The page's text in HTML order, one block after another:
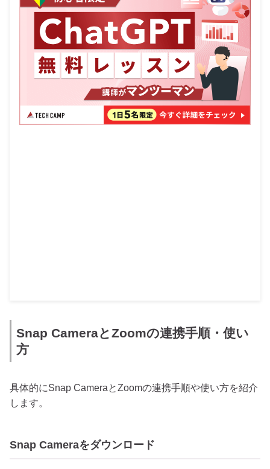
Snap CameraとZoomの連携手順・使い
方
具体的にSnap CameraとZoomの連携手順や使い方を紹介
します。
Snap Cameraをダウンロード